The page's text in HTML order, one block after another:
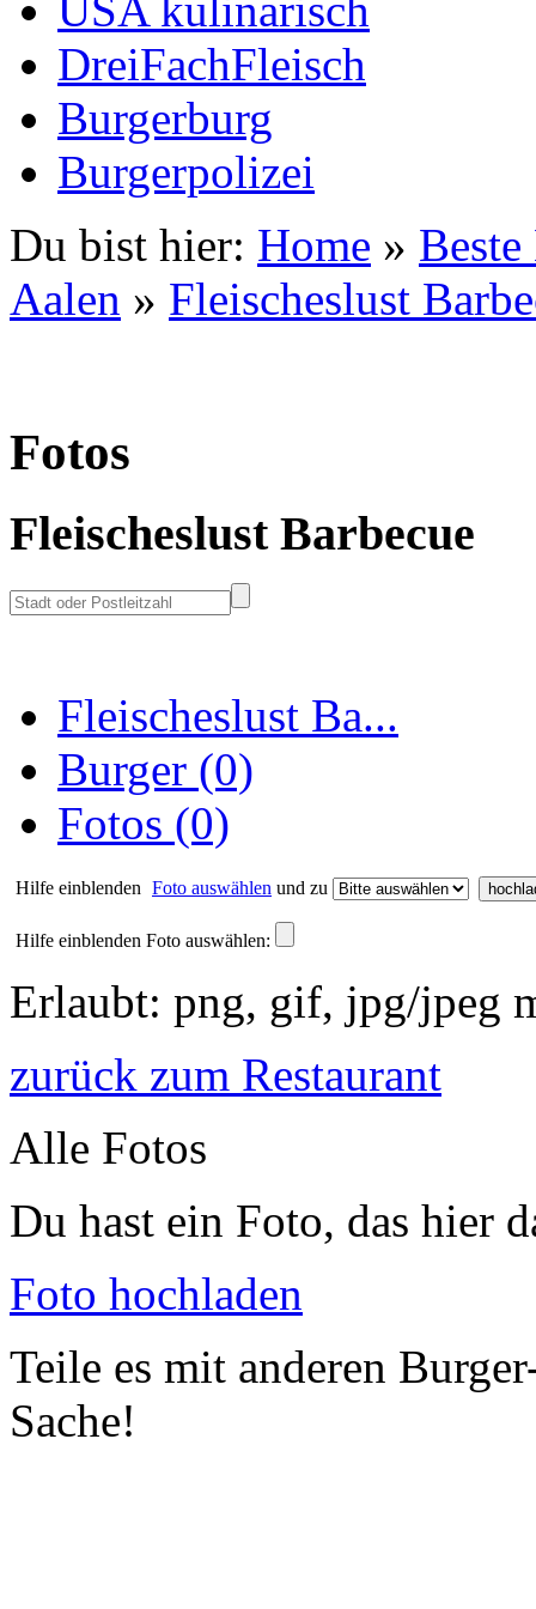
DreiFachFleisch
Burgerburg
Burgerpolizei
Du bist hier: Home »
Aalen » Fleischeslust
Fotos
Fleischeslust Barbecue
Fleischeslust Ba...
Burger (0)
Fotos (0)
Hilfe einblenden Foto auswählen und zu
Hilfe einblenden Foto auswählen:
Erlaubt: png, gif, jpg/jpeg
zurück zum Restaurant
Alle Fotos
Du hast ein Foto, das hier
Foto hochladen
Teile es mit anderen
Sache!